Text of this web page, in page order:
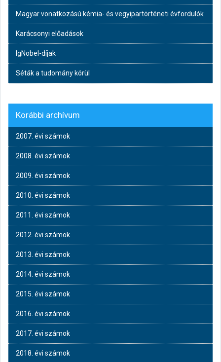
Magyar vonatkozású kémia- és vegyipartörténeti évfordulók
Karácsonyi előadások
IgNobel-díjak
Séták a tudomány körül
Korábbi archívum
2007. évi számok
2008. évi számok
2009. évi számok
2010. évi számok
2011. évi számok
2012. évi számok
2013. évi számok
2014. évi számok
2015. évi számok
2016. évi számok
2017. évi számok
2018. évi számok